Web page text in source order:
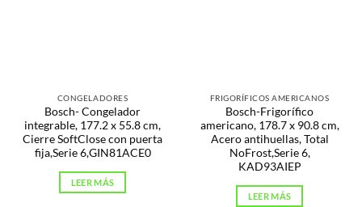
CONGELADORES
Bosch- Congelador
integrable, 177.2 x 55.8 cm,
Cierre SoftClose con puerta
fija,Serie 6,GIN81ACE0
LEER MÁS
FRIGORÍFICOS AMERICANOS
Bosch-Frigorífico
americano, 178.7 x 90.8 cm,
Acero antihuellas, Total
NoFrost,Serie 6,
KAD93AIEP
LEER MÁS